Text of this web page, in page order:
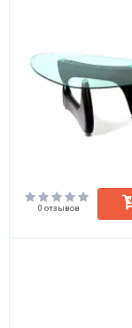
0 отзывов